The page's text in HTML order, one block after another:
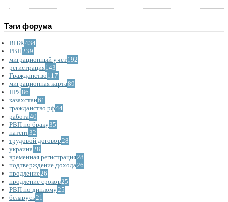
Тэги форума
ВНЖ434
РВП239
миграционный учет192
регистрация143
Гражданство 117
миграционная карта89
НРЯ86
казахстан61
гражданство рф44
работа40
РВП по браку35
патент32
трудовой договор 28
украина 28
временная регистрация28
подтверждение дохода 26
продление26
продление сроков25
РВП по диплому25
беларусь21